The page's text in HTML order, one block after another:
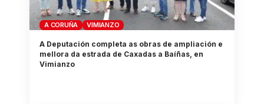
A CORUÑA VIMIANZO
A Deputación completa as obras de ampliación e
mellora da estrada de Caxadas a Baíñas, en
Vimianzo